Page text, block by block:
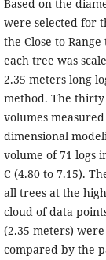
Based on the
were selected for
the Close to
each tree was
2.35 meters long
method. The
volumes
dimensional
volume of 71 logs
C (4.80 to 7.15).
all trees at the
cloud of data
(2.35 meters)
compared by the